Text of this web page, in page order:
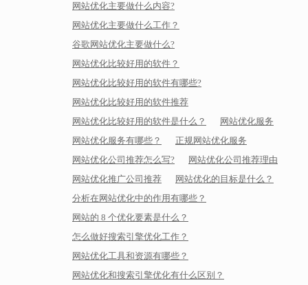
网站优化主要做什么内容?
网站优化主要做什么工作？
谷歌网站优化主要做什么?
网站优化比较好用的软件？
网站优化比较好用的软件有哪些?
网站优化比较好用的软件推荐
网站优化比较好用的软件是什么？
网站优化服务
网站优化服务有哪些？
正规网站优化服务
网站优化公司推荐怎么写?
网站优化公司推荐理由
网站优化推广公司推荐
网站优化的目标是什么？
分析在网站优化中的作用有哪些？
网站的 8 个优化要素是什么？
怎么做好搜索引擎优化工作？
网站优化工具和资源有哪些？
网站优化和搜索引擎优化有什么区别？